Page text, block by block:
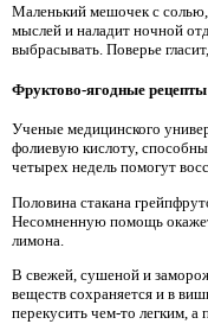
Маленький мешочек с
мыслей и наладит ночной
выбрасывать. Поверье
Фруктово-ягодные рецепты
Ученые медицинского
фолиевую кислоту,
четырех недель помогут
Половина стакана
Несомненную помощь
лимона.
В свежей, сушеной и
веществ сохраняется и в
перекусить чем-то легким,